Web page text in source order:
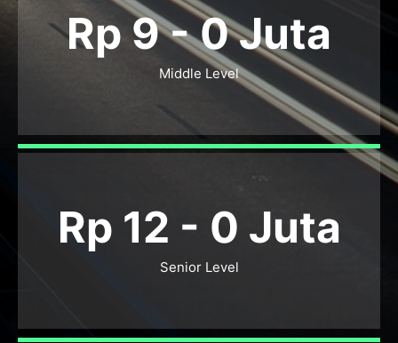
Rp 9 -0Juta
Middle Level
Rp 12 - 0 Juta
Senior Level